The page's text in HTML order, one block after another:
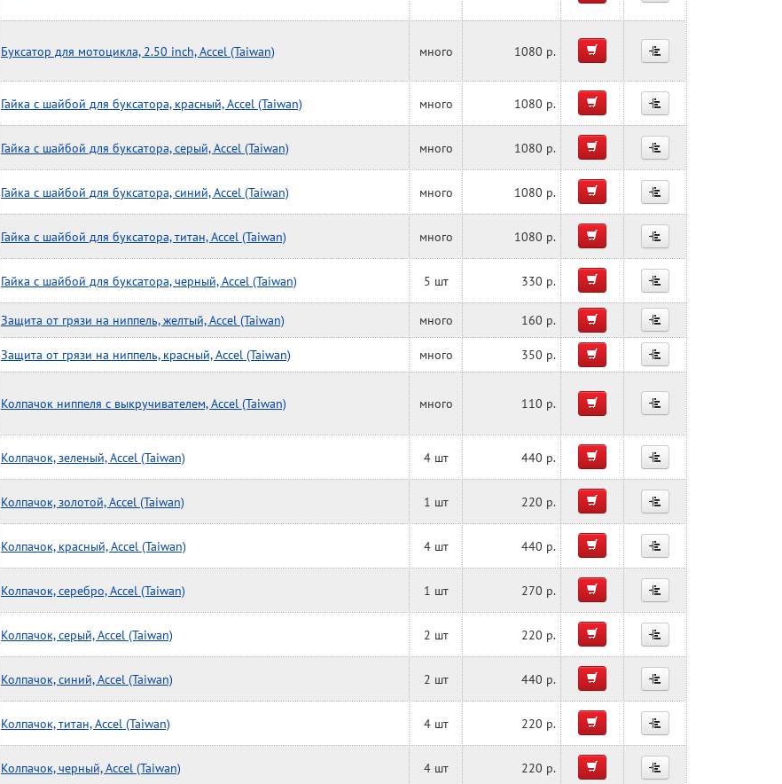
Буксатор для мотоцикла, 2.50 inch, Accel (Taiwan) много 1080 р.
Гайка с шайбой для буксатора, красный, Accel (Taiwan) много 1080 р.
Гайка с шайбой для буксатора, серый, Accel (Taiwan) много 1080 р.
Гайка с шайбой для буксатора, синий, Accel (Taiwan) много 1080 р.
Гайка с шайбой для буксатора, титан, Accel (Taiwan) много 1080 р.
Гайка с шайбой для буксатора, черный, Accel (Taiwan) 5 шт 330 р.
Защита от грязи на ниппель, желтый, Accel (Taiwan) много 160 р.
Защита от грязи на ниппель, красный, Accel (Taiwan) много 350 р.
Колпачок ниппеля с выкручивателем, Accel (Taiwan) много 110 р.
Колпачок, зеленый, Accel (Taiwan) 4 шт 440 р.
Колпачок, золотой, Accel (Taiwan) 1 шт 220 р.
Колпачок, красный, Accel (Taiwan) 4 шт 440 р.
Колпачок, серебро, Accel (Taiwan) 1 шт 270 р.
Колпачок, серый, Accel (Taiwan) 2 шт 220 р.
Колпачок, синий, Accel (Taiwan) 2 шт 440 р.
Колпачок, титан, Accel (Taiwan) 4 шт 220 р.
Колпачок, черный, Accel (Taiwan) 4 шт 220 р.